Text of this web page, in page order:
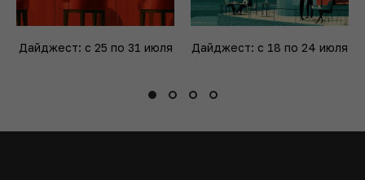
Дайджест: с 25 по 31 июля Дайджест: с 18 по 24 июля